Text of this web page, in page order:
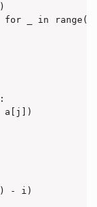
for _ in
a[j])
- i)